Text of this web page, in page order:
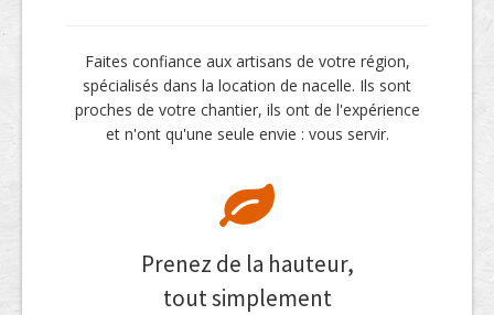
Faites confiance aux artisans de votre région,
spécialisés dans la location de nacelle. Ils sont
proches de votre chantier, ils ont de l'expérience
et n'ont qu'une seule envie : vous servir.
Prenez de la hauteur,
tout simplement